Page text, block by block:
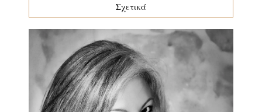
Σχετικά